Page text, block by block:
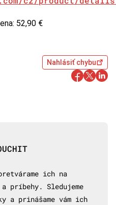
52,90 €
Nahlásiť chybu
ich na
príbehy. Sledujeme
a prinášame vám ich